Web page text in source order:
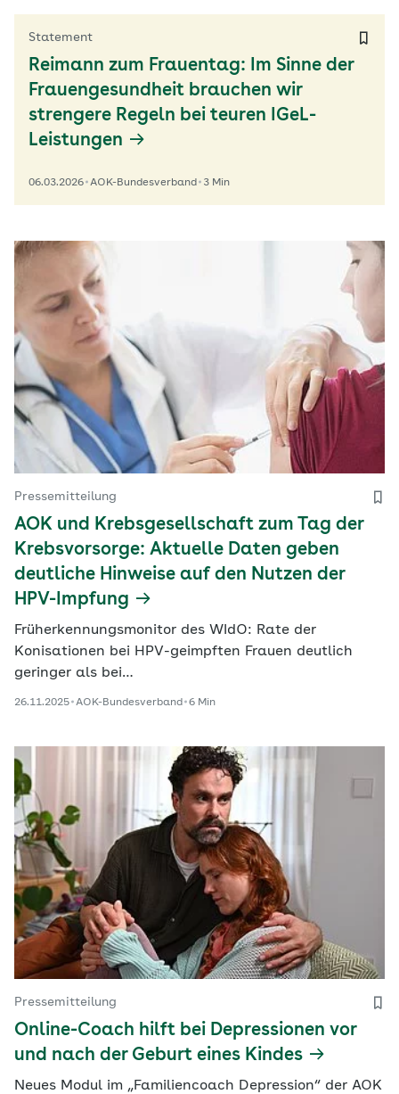
Statement
Reimann zum Frauentag: Im Sinne der
Frauengesundheit brauchen wir
strengere Regeln bei teuren IGeL-
Leistungen
06.03.2026 AOK-Bundesverband 3 Min
Pressemitteilung
AOK und Krebsgesellschaft zum Tag der
Krebsvorsorge: Aktuelle Daten geben
deutliche Hinweise auf den Nutzen der
HPV-Impfung
Früherkennungsmonitor des WIdO: Rate der
Konisationen bei HPV-geimpften Frauen deutlich
geringer als bei…
26.11.2025 AOK-Bundesverband 6 Min
Pressemitteilung
Online-Coach hilft bei Depressionen vor
und nach der Geburt eines Kindes
Neues Modul im „Familiencoach Depression“ der AOK